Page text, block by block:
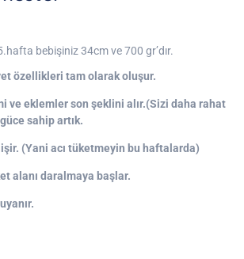
bebişiniz 34cm ve 700 gr’dır.
özellikleri tam olarak oluşur.
ve eklemler son şeklini alır.(Sizi daha rahat
sahip artık.
(Yani acı tüketmeyin bu haftalarda)
alanı daralmaya başlar.